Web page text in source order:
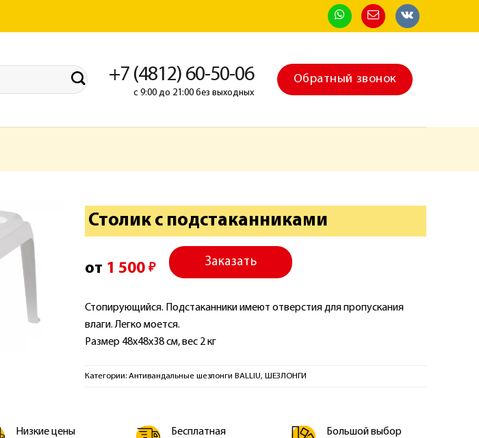
+7 (4812) 60-50-06
с 9:00 до 21:00 без выходных
Обратный звонок
Столик с подстаканниками
от 1 500 ₽
Заказать
Стопирующийся. Подстаканники имеют отверстия для пропускания
влаги. Легко моется.
Размер 48х48х38 см, вес 2 кг
Категории: Антивандальные шезлонги BALLIU, ШЕЗЛОНГИ
Низкие цены
Бесплатная
Большой выбор